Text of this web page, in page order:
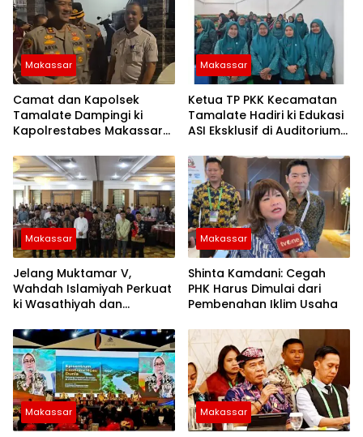
Makassar
Camat dan Kapolsek
Tamalate Dampingi ki
Kapolrestabes Makassar
Sembako di Bontoduri
Makassar
Ketua TP PKK Kecamatan
Tamalate Hadiri ki Edukasi
ASI Eksklusif di Auditorium
Makassar
Jelang Muktamar V,
Wahdah Islamiyah Perkuat
ki Wasathiyah dan
Makassar
Shinta Kamdani: Cegah
PHK Harus Dimulai dari
Pembenahan Iklim Usaha
Makassar Makassar